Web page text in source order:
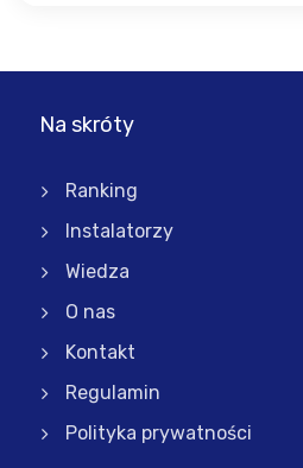
Na skróty
Ranking
Instalatorzy
Wiedza
O nas
Kontakt
Regulamin
Polityka prywatności